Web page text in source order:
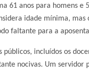
61 anos para homens e
idade mínima, mas
faltante para a
públicos, incluídos os
nocivas. Um servidor